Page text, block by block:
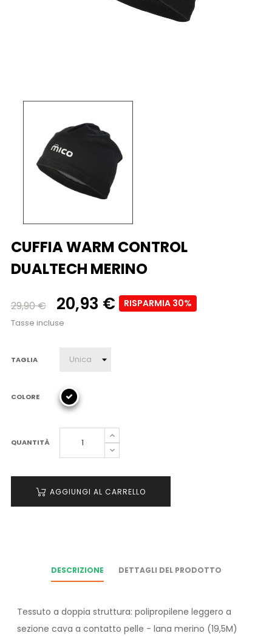
CUFFIA WARM CONTROL
DUALTECH MERINO
29,90 € 20,93 € RISPARMIA 30%
Tasse incluse
TAGLIA
COLORE
QUANTITÀ
AGGIUNGI AL CARRELLO
DESCRIZIONE DETTAGLI DEL PRODOTTO
Tessuto a doppia struttura: polipropilene leggero a
sezione cava a contatto pelle - lana merino (19,5M)